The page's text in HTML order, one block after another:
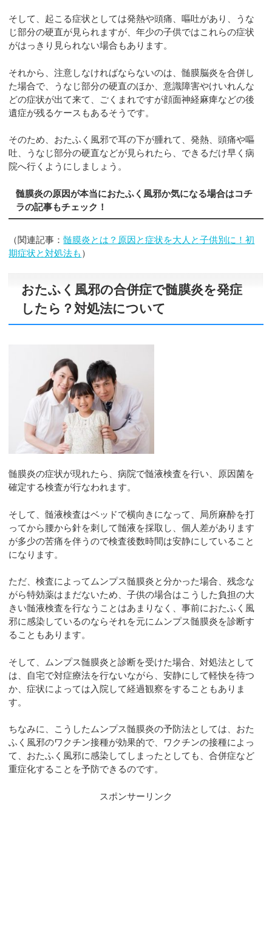
そして、起こる症状としては発熱や頭痛、嘔吐があり、うな
じ部分の硬直が見られますが、年少の子供ではこれらの症状
がはっきり見られない場合もあります。
それから、注意しなければならないのは、髄膜脳炎を合併し
た場合で、うなじ部分の硬直のほか、意識障害やけいれんな
どの症状が出て来て、ごくまれですが顔面神経麻痺などの後
遺症が残るケースもあるそうです。
そのため、おたふく風邪で耳の下が腫れて、発熱、頭痛や嘔
吐、うなじ部分の硬直などが見られたら、できるだけ早く病
院へ行くようにしましょう。
髄膜炎の原因が本当におたふく風邪か気になる場合はコチ
ラの記事もチェック！
（関連記事：髄膜炎とは？原因と症状を大人と子供別に！初
期症状と対処法も ）
おたふく風邪の合併症で髄膜炎を発症
したら？対処法について
髄膜炎の症状が現れたら、病院で髄液検査を行い、原因菌を
確定する検査が行なわれます。
そして、髄液検査はベッドで横向きになって、局所麻酔を打
ってから腰から針を刺して髄液を採取し、個人差があります
が多少の苦痛を伴うので検査後数時間は安静にしていること
になります。
ただ、検査によってムンプス髄膜炎と分かった場合、残念な
がら特効薬はまだないため、子供の場合はこうした負担の大
きい髄液検査を行なうことはあまりなく、事前におたふく風
邪に感染しているのならそれを元にムンプス髄膜炎を診断す
ることもあります。
そして、ムンプス髄膜炎と診断を受けた場合、対処法として
は、自宅で対症療法を行ないながら、安静にして軽快を待つ
か、症状によっては入院して経過観察をすることもありま
す。
ちなみに、こうしたムンプス髄膜炎の予防法としては、おた
ふく風邪のワクチン接種が効果的で、ワクチンの接種によっ
て、おたふく風邪に感染してしまったとしても、合併症など
重症化することを予防できるのです。
スポンサーリンク